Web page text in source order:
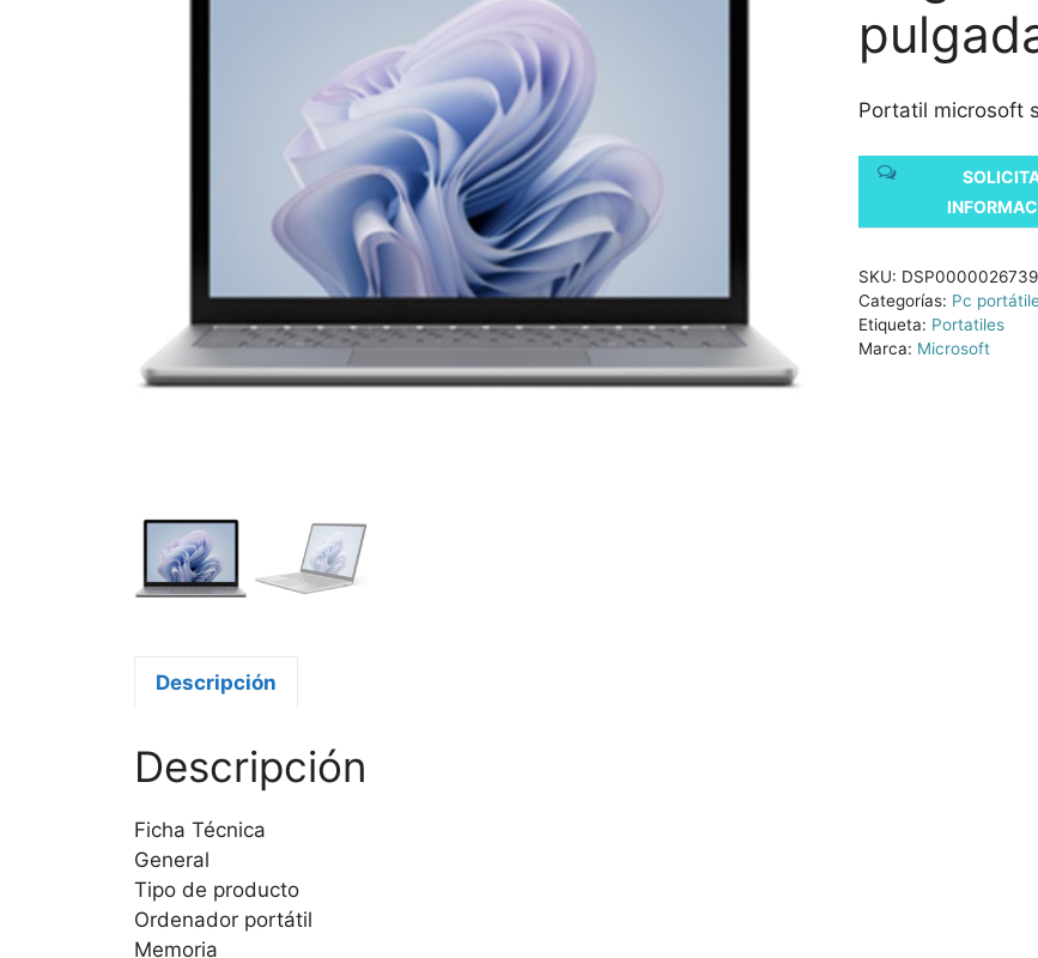
Portatil microsoft
SKU: DSP0000026739
Categorías: Pc
Etiqueta: Portatiles
Marca: Microsoft
Descripción
Descripción
Ficha Técnica
General
Tipo de producto
Ordenador portátil
Memoria